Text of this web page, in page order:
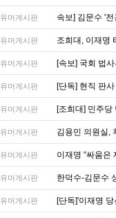
유머게시판 속보] 김문수 '
유머게시판 조희대, 이재명
유머게시판 [속보] 국회 법
유머게시판 [단독] 현직 판
유머게시판 [조희대] 민주
유머게시판 김용민 의원실,
유머게시판 이재명 “싸움
유머게시판 한덕수-김문수
유머게시판 [단독]'이재명